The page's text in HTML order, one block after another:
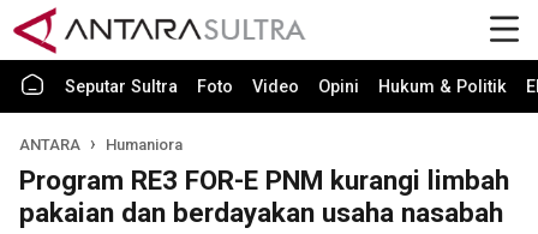
Seputar Sultra Foto Video Opini Hukum & Politik
ANTARA Humaniora
Program RE3 FOR-E PNM kurangi limbah
pakaian dan berdayakan usaha nasabah